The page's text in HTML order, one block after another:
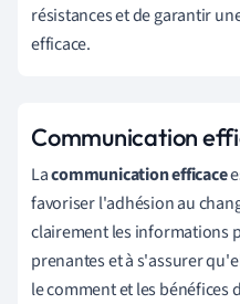
résistances et de garantir
efficace.
Communication
Lacommunication efficace
favoriser l'adhésion au
clairement les informations
prenantes et à s'assurer
le comment et les bénéfices